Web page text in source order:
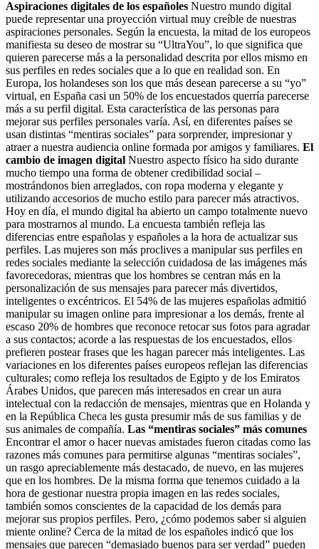
Aspiraciones digitales de los españoles Nuestro mundo digital
puede representar una proyección virtual muy creíble de nuestras
aspiraciones personales. Según la encuesta, la mitad de los europeos
manifiesta su deseo de mostrar su “UltraYou”, lo que significa que
quieren parecerse más a la personalidad descrita por ellos mismo en
sus perfiles en redes sociales que a lo que en realidad son. En
Europa, los holandeses son los que más desean parecerse a su “yo”
virtual, en España casi un 50% de los encuestados querría parecerse
más a su perfil digital. Esta característica de las personas para
mejorar sus perfiles personales varía. Así, en diferentes países se
usan distintas “mentiras sociales” para sorprender, impresionar y
atraer a nuestra audiencia online formada por amigos y familiares. El
cambio de imagen digital Nuestro aspecto físico ha sido durante
mucho tiempo una forma de obtener credibilidad social –
mostrándonos bien arreglados, con ropa moderna y elegante y
utilizando accesorios de mucho estilo para parecer más atractivos.
Hoy en día, el mundo digital ha abierto un campo totalmente nuevo
para mostrarnos al mundo. La encuesta también refleja las
diferencias entre españolas y españoles a la hora de actualizar sus
perfiles. Las mujeres son más proclives a manipular sus perfiles en
redes sociales mediante la selección cuidadosa de las imágenes más
favorecedoras, mientras que los hombres se centran más en la
personalización de sus mensajes para parecer más divertidos,
inteligentes o excéntricos. El 54% de las mujeres españolas admitió
manipular su imagen online para impresionar a los demás, frente al
escaso 20% de hombres que reconoce retocar sus fotos para agradar
a sus contactos; acorde a las respuestas de los encuestados, ellos
prefieren postear frases que les hagan parecer más inteligentes. Las
variaciones en los diferentes países europeos reflejan las diferencias
culturales; como refleja los resultados de Egipto y de los Emiratos
Árabes Unidos, que parecen más interesados en crear un aura
intelectual con la redacción de mensajes, mientras que en Holanda y
en la República Checa les gusta presumir más de sus familias y de
sus animales de compañía. Las “mentiras sociales” más comunes
Encontrar el amor o hacer nuevas amistades fueron citadas como las
razones más comunes para permitirse algunas “mentiras sociales”,
un rasgo apreciablemente más destacado, de nuevo, en las mujeres
que en los hombres. De la misma forma que tenemos cuidado a la
hora de gestionar nuestra propia imagen en las redes sociales,
también somos conscientes de la capacidad de los demás para
mejorar sus propios perfiles. Pero, ¿cómo podemos saber si alguien
miente online? Cerca de la mitad de los españoles indicó que los
mensajes que parecen “demasiado buenos para ser verdad” pueden